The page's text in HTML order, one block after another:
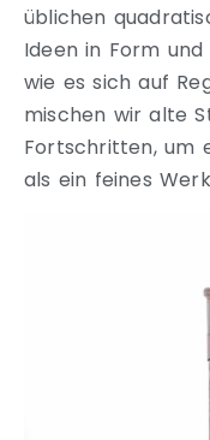
üblichen
Ideen in Form
wie es sich auf
mischen wir alte
Fortschritten, um
als ein feines